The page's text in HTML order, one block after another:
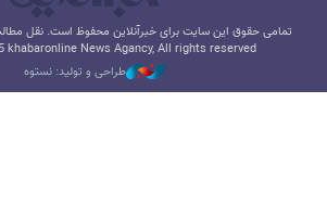
تمامی حقوق این سایت برای خبرآنلاین محفوظ است. نقل
khabaronline News Agancy, All rights reserved
طراحی و تولید: نستوه